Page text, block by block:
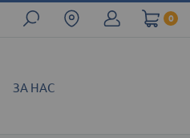
0
ЗА НАС